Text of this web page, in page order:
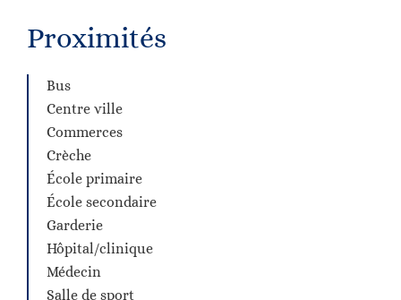
Proximités
Bus
Centre ville
Commerces
Crèche
École primaire
École secondaire
Garderie
Hôpital/clinique
Médecin
Salle de sport